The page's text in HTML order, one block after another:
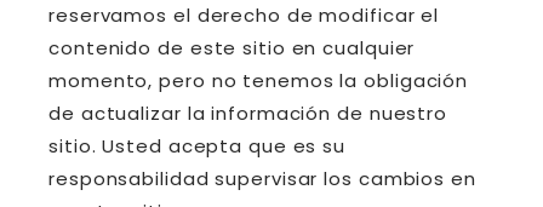
reservamos el derecho de modificar el
contenido de este sitio en cualquier
momento, pero no tenemos la obligación
de actualizar la información de nuestro
sitio. Usted acepta que es su
responsabilidad supervisar los cambios en